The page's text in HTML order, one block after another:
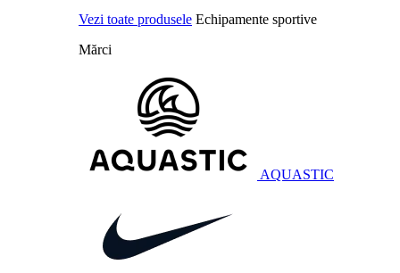
Vezi toate produsele Echipamente sportive
Mărci
AQUASTIC